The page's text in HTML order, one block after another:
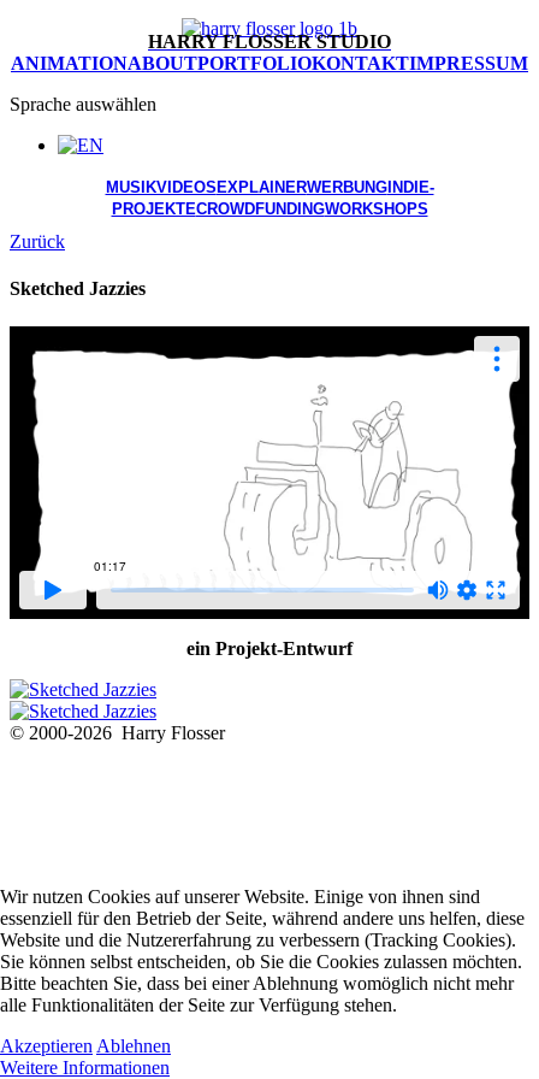
HARRY FLOSSER STUDIO
ANIMATIONABOUTPORTFOLIOKONTAKTIMPRESSUM
Sprache auswählen
MUSIKVIDEOS EXPLAINERWERBUNGINDIE-
PROJEKTECROWDFUNDINGWORKSHOPS
Zurück
Sketched Jazzies
ein Projekt-Entwurf
© 2000-2026 Harry Flosser
Wir nutzen Cookies auf unserer Website. Einige von ihnen sind
essenziell für den Betrieb der Seite, während andere uns helfen, diese
Website und die Nutzererfahrung zu verbessern (Tracking Cookies).
Sie können selbst entscheiden, ob Sie die Cookies zulassen möchten.
Bitte beachten Sie, dass bei einer Ablehnung womöglich nicht mehr
alle Funktionalitäten der Seite zur Verfügung stehen.
Akzeptieren Ablehnen
Weitere Informationen